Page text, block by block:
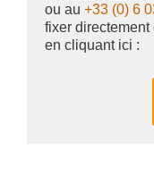
ou au +33 (0) 6
fixer directement
en cliquant ici :